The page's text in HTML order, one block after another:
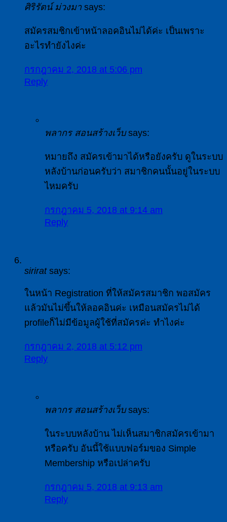
ศิริรัตน์ ม่วงมา says:
สมัครสมชิกเข้าหน้าลอคอินไม่ได้ค่ะ เป็นเพราะ
อะไรทำยังไงค่ะ
กรกฎาคม 2, 2018 at 5:06 pm
Reply
พลากร สอนสร้างเว็บ says:
หมายถึง สมัครเข้ามาได้หรือยังครับ ดูในระบบ
หลังบ้านก่อนครับว่า สมาชิกคนนั้นอยู่ในระบบ
ไหมครับ
กรกฎาคม 5, 2018 at 9:14 am
Reply
sirirat says:
ในหน้า Registration ที่ให้สมัครสมาชิก พอสมัคร
แล้วมันไม่ขึ้นให้ลอคอินค่ะ เหมือนสมัครไม่ได้
profileก็ไม่มีข้อมูลผู้ใช้ที่สมัครค่ะ ทำไงค่ะ
กรกฎาคม 2, 2018 at 5:12 pm
Reply
พลากร สอนสร้างเว็บ says:
ในระบบหลังบ้าน ไม่เห็นสมาชิกสมัครเข้ามา
หรือครับ อันนี้ใช้แบบฟอร์มของ Simple
Membership หรือเปล่าครับ
กรกฎาคม 5, 2018 at 9:13 am
Reply